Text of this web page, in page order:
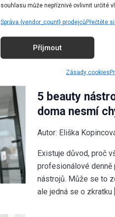
souhlasu může nepříznivě ovlivnit určité
Správa {vendor_count} prodejcůPřečtěte
Příjmout
Zásady cookies
Od masáží kostkami
podobě ice globes.
také několik let
hollywoodských
5 beauty
doma nesmí
Autor: Eliška
Existuje důvod, proč
profesionálové denně
nástrojů. Může se to
ale jedná se o zkratku